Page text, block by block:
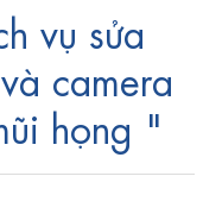
vụ sửa
camera
họng "